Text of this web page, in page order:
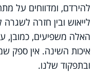
להירדם, ומדווחים על
לייאוש ובין חזרה
האלה משפיעים, כמובן,
איכות השינה. אין ספק
ובתפקוד שלנו.